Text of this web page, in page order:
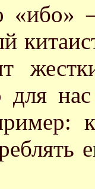
«ибо»